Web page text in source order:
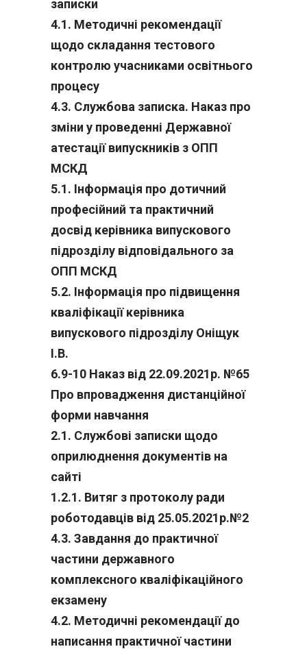
записки
4.1. Методичні рекомендації
щодо складання тестового
контролю учасниками освітнього
процесу
4.3. Службова записка. Наказ про
зміни у проведенні Державної
атестації випускників з ОПП
МСКД
5.1. Інформація про дотичний
професійний та практичний
досвід керівника випускового
підрозділу відповідального за
ОПП МСКД
5.2. Інформація про підвищення
кваліфікації керівника
випускового підрозділу Оніщук
І.В.
6.9-10 Наказ від 22.09.2021р. №65
Про впровадження дистанційної
форми навчання
2.1. Службові записки щодо
оприлюднення документів на
сайті
1.2.1. Витяг з протоколу ради
роботодавців від 25.05.2021р.№2
4.3. Завдання до практичної
частини державного
комплексного кваліфікаційного
екзамену
4.2. Методичні рекомендації до
написання практичної частини